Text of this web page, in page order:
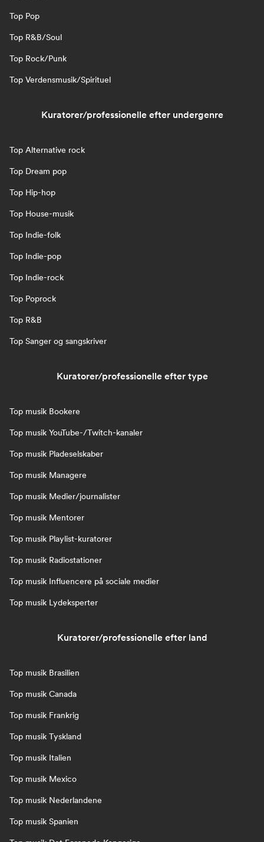
Top Pop
Top R&B/Soul
Top Rock/Punk
Top Verdensmusik/Spirituel
Kuratorer/professionelle efter undergenre
Top Alternative rock
Top Dream pop
Top Hip-hop
Top House-musik
Top Indie-folk
Top Indie-pop
Top Indie-rock
Top Poprock
Top R&B
Top Sanger og sangskriver
Kuratorer/professionelle efter type
Top musik Bookere
Top musik YouTube-/Twitch-kanaler
Top musik Pladeselskaber
Top musik Managere
Top musik Medier/journalister
Top musik Mentorer
Top musik Playlist-kuratorer
Top musik Radiostationer
Top musik Influencere på sociale medier
Top musik Lydeksperter
Kuratorer/professionelle efter land
Top musik Brasilien
Top musik Canada
Top musik Frankrig
Top musik Tyskland
Top musik Italien
Top musik Mexico
Top musik Nederlandene
Top musik Spanien